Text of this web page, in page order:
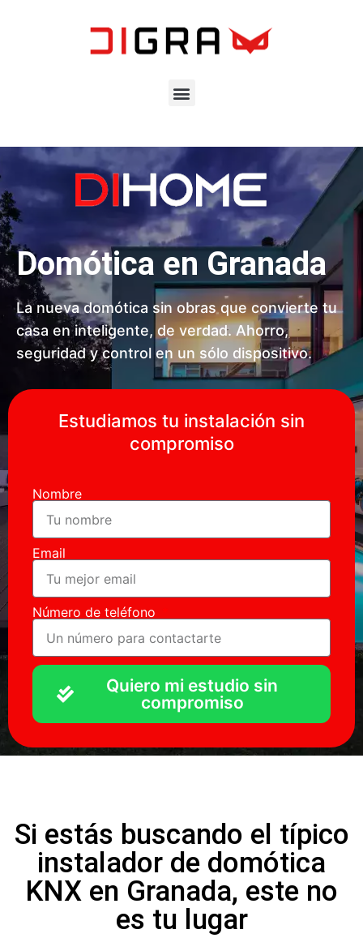
Domótica en Granada
La nueva domótica sin obras que convierte tu
casa en inteligente, de verdad. Ahorro,
seguridad y control en un sólo dispositivo.
Estudiamos tu instalación sin
compromiso
Nombre
Email
Número de teléfono
Quiero mi estudio sin
compromiso
Si estás buscando el típico
instalador de domótica
KNX en Granada, este no
es tu lugar